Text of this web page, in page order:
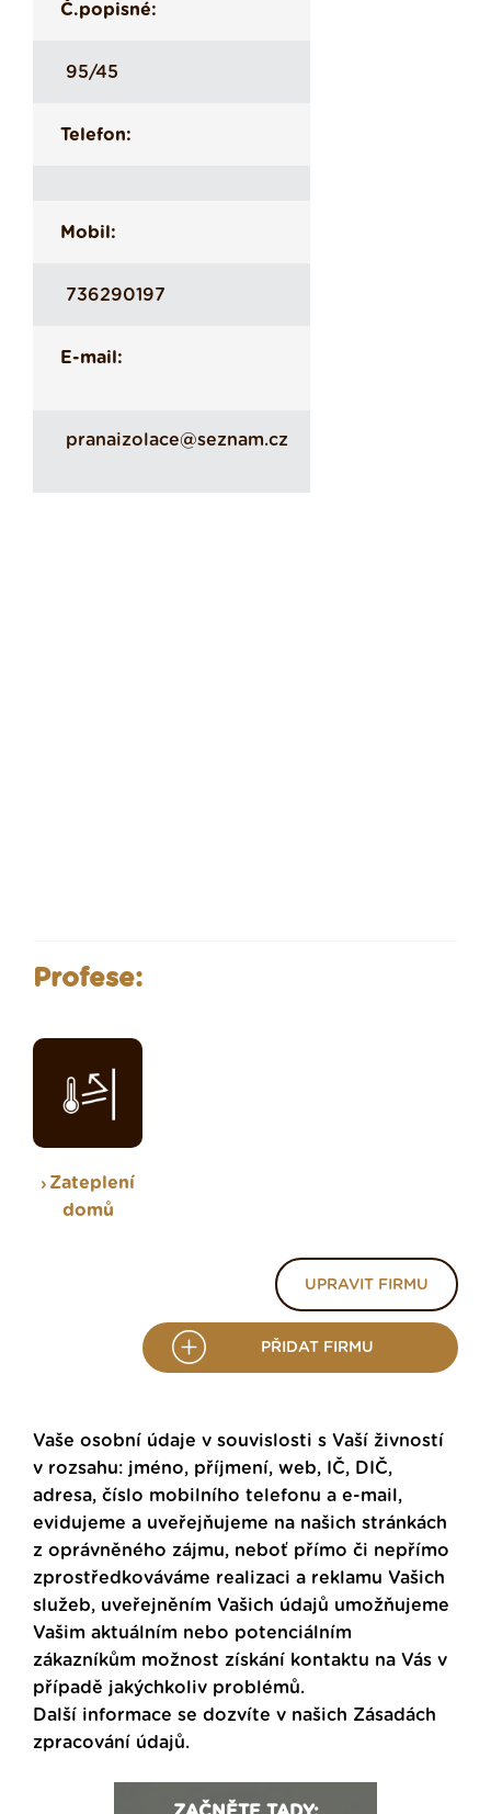
Č.popisné:
95/45
Telefon:
Mobil:
736290197
E-mail:
pranaizolace@seznam.cz
Profese:
Zateplení
domů
UPRAVIT FIRMU
PŘIDAT FIRMU
Vaše osobní údaje v souvislosti s Vaší živností
v rozsahu: jméno, příjmení, web, IČ, DIČ,
adresa, číslo mobilního telefonu a e-mail,
evidujeme a uveřejňujeme na našich stránkách
z oprávněného zájmu, neboť přímo či nepřímo
zprostředkováváme realizaci a reklamu Vašich
služeb, uveřejněním Vašich údajů umožňujeme
Vašim aktuálním nebo potenciálním
zákazníkům možnost získání kontaktu na Vás v
případě jakýchkoliv problémů.
Další informace se dozvíte v našich Zásadách
zpracování údajů.